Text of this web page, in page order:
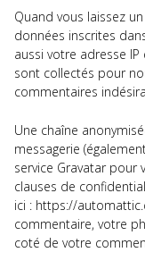
Quand vous laissez
données inscrites
aussi votre adresse
sont collectés pour
commentaires
Une chaîne
messagerie
service Gravatar pour
clauses de
ici : https://
commentaire, votre
coté de votre